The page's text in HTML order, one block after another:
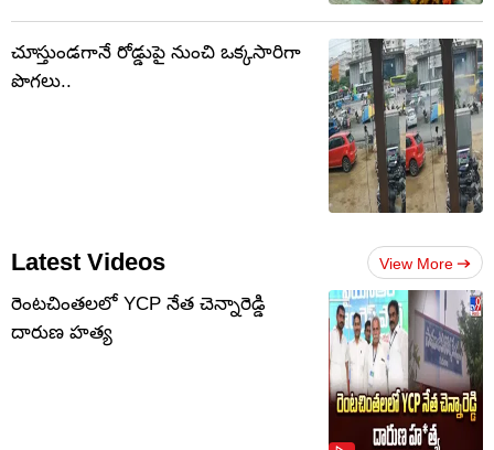
చూస్తుండగానే రోడ్డుపై నుంచి ఒక్కసారిగా
పొగలు..
Latest Videos View More
రెంటచింతలలో YCP నేత చెన్నారెడ్డి
దారుణ హత్య